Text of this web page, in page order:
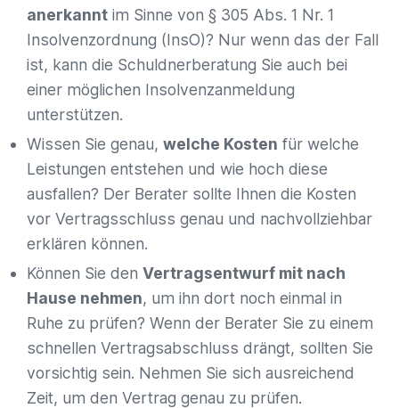
anerkannt im Sinne von § 305 Abs. 1 Nr. 1
Insolvenzordnung (InsO)? Nur wenn das der Fall
ist, kann die Schuldnerberatung Sie auch bei
einer möglichen Insolvenzanmeldung
unterstützen.
Wissen Sie genau, welche Kosten für welche
Leistungen entstehen und wie hoch diese
ausfallen? Der Berater sollte Ihnen die Kosten
vor Vertragsschluss genau und nachvollziehbar
erklären können.
Können Sie den Vertragsentwurf mit nach
Hause nehmen, um ihn dort noch einmal in
Ruhe zu prüfen? Wenn der Berater Sie zu einem
schnellen Vertragsabschluss drängt, sollten Sie
vorsichtig sein. Nehmen Sie sich ausreichend
Zeit, um den Vertrag genau zu prüfen.